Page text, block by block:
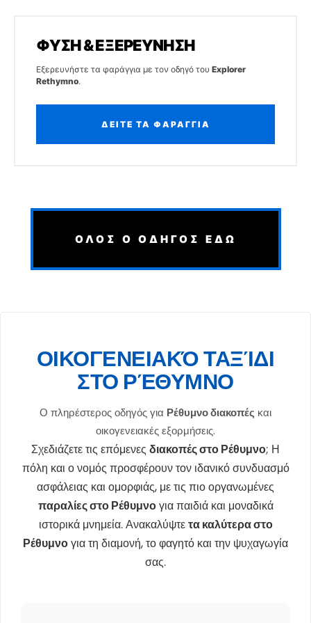
ΦΥΣΗ & ΕΞΕΡΕΥΝΗΣΗ
Εξερευνήστε τα φαράγγια με τον οδηγό του Explorer
Rethymno.
ΔΕΙΤΕ ΤΑ ΦΑΡΑΓΓΙΑ
ΟΛΟΣ Ο ΟΔΗΓΟΣ ΕΔΩ
ΟΙΚΟΓΕΝΕΙΑΚΌ ΤΑΞΊΔΙ
ΣΤΟ ΡΈΘΥΜΝΟ
Ο πληρέστερος οδηγός για Ρέθυμνο διακοπές και
οικογενειακές εξορμήσεις.
Σχεδιάζετε τις επόμενες διακοπές στο Ρέθυμνο; Η
πόλη και ο νομός προσφέρουν τον ιδανικό συνδυασμό
ασφάλειας και ομορφιάς, με τις πιο οργανωμένες
παραλίες στο Ρέθυμνογια παιδιά και μοναδικά
ιστορικά μνημεία. Ανακαλύψτετα καλύτερα στο
Ρέθυμνογια τη διαμονή, το φαγητό και την ψυχαγωγία
σας.